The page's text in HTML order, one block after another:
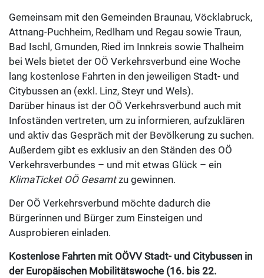
Gemeinsam mit den Gemeinden Braunau, Vöcklabruck,
Attnang-Puchheim, Redlham und Regau sowie Traun,
Bad Ischl, Gmunden, Ried im Innkreis sowie Thalheim
bei Wels bietet der OÖ Verkehrsverbund eine Woche
lang kostenlose Fahrten in den jeweiligen Stadt- und
Citybussen an (exkl. Linz, Steyr und Wels).
Darüber hinaus ist der OÖ Verkehrsverbund auch mit
Infoständen vertreten, um zu informieren, aufzuklären
und aktiv das Gespräch mit der Bevölkerung zu suchen.
Außerdem gibt es exklusiv an den Ständen des OÖ
Verkehrsverbundes – und mit etwas Glück – ein
KlimaTicket OÖ Gesamtzu gewinnen.
Der OÖ Verkehrsverbund möchte dadurch die
Bürgerinnen und Bürger zum Einsteigen und
Ausprobieren einladen.
Kostenlose Fahrten mit OÖVV Stadt- und Citybussen in
der Europäischen Mobilitätswoche (16. bis 22.